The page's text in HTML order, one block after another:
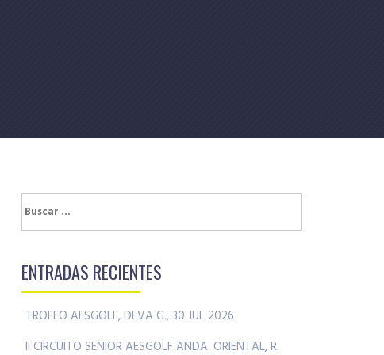
Buscar:
ENTRADAS RECIENTES
TROFEO AESGOLF, DEVA G., 30 JUL 2026
II CIRCUITO SENIOR AESGOLF ANDA. ORIENTAL, R.